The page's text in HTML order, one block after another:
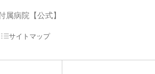
属病院【公式】
サイトマップ